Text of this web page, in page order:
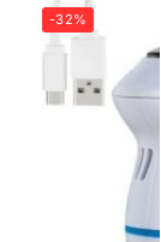
-32%